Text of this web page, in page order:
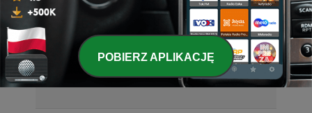
29 paź 2025
357_DRY4
29 paź 2025POBIERZ APLIKACJĘ